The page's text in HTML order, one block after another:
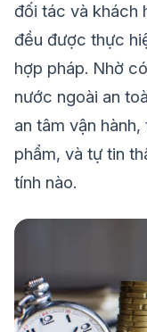
đối tác và khách
đều được thực
hợp pháp. Nhờ
nước ngoài an
an tâm vận
phẩm, và tự tin
tính nào.